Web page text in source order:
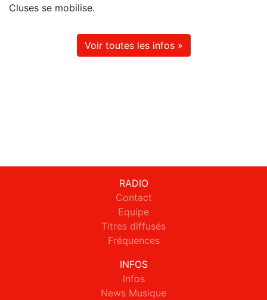
Cluses se mobilise.
Voir toutes les infos »
RADIO
Contact
Equipe
Titres diffusés
Fréquences
INFOS
Infos
News Musique